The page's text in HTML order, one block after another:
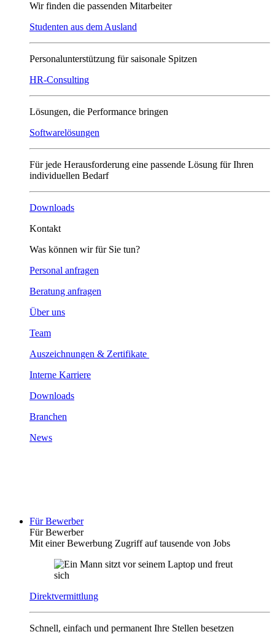
Wir finden die passenden Mitarbeiter
Studenten aus dem Ausland
Personalunterstützung für saisonale Spitzen
HR-Consulting
Lösungen, die Performance bringen
Softwarelösungen
Für jede Herausforderung eine passende Lösung für Ihren
individuellen Bedarf
Downloads
Kontakt
Was können wir für Sie tun?
Personal anfragen
Beratung anfragen
Über uns
Team
Auszeichnungen & Zertifikate
Interne Karriere
Downloads
Branchen
News
Für Bewerber
Für Bewerber
Mit einer Bewerbung Zugriff auf tausende von Jobs
Direktvermittlung
Schnell, einfach und permanent Ihre Stellen besetzen